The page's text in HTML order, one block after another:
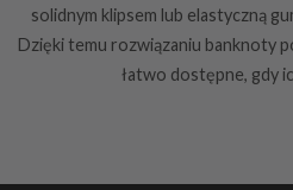
solidnym klipsem lub elastyczną
Dzięki temu rozwiązaniu banknoty
łatwo dostępne, gdy